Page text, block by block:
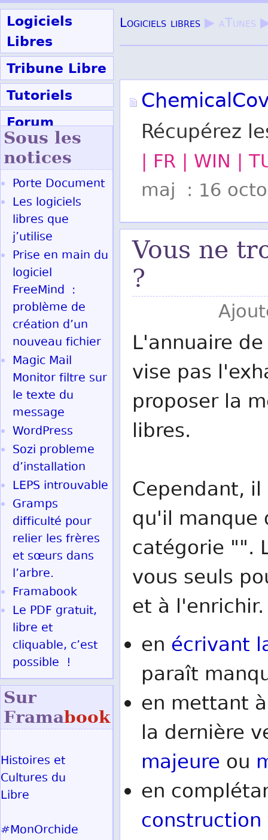
Logiciels
Libres
Tribune Libre
Tutoriels
Forum
Participer
Logiciels libres ▶ aTunes
Récupérez
| FR | WIN |
maj : 16
Vous ne
?
L'annuaire
vise pas
proposer la
libres.
Cependant,
qu'il manque
catégorie "".
vous seuls
et à l'enrichir.
en écrivant
paraît
en mettant
la dernière
majeure ou
en
construction
Sous les
notices
Porte Document
Les logiciels
libres que
j’utilise
Prise en main du
logiciel
FreeMind :
problème de
création d’un
nouveau fichier
Magic Mail
Monitor filtre sur
le texte du
message
WordPress
Sozi probleme
d’installation
LEPS introuvable
Gramps
difficulté pour
relier les frères
et sœurs dans
l’arbre.
Framabook
Le PDF gratuit,
libre et
cliquable, c’est
possible !
Sur
Framabook
Histoires et
Cultures du
Libre
#MonOrchide